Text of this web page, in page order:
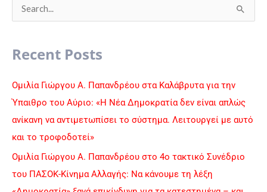
r
c
h
Recent Posts
Ομιλία Γιώργου Α. Παπανδρέου στα Καλάβρυτα για την
Ύπαιθρο του Αύριο: «Η Νέα Δημοκρατία δεν είναι απλώς
ανίκανη να αντιμετωπίσει το σύστημα. Λειτουργεί με αυτό
και το τροφοδοτεί»
Ομιλία Γιώργου Α. Παπανδρέου στο 4ο τακτικό Συνέδριο
του ΠΑΣΟΚ-Κίνημα Αλλαγής: Να κάνουμε τη λέξη